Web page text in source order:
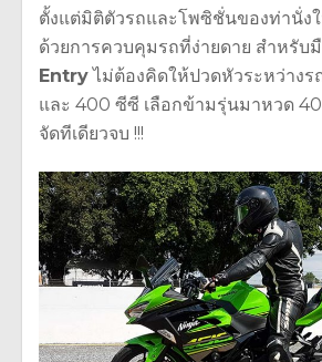
ตั้งแต่มิติตัวรถและโพซิชั่นของท่านั่ง
ด้วยการควบคุมรถที่ง่ายดาย สำหรับ
Entryไม่ต้องคิดให้ปวดหัวระหว่างร
และ 400 ซีซี เลือกข้ามรุ่นมาหวด
จัดทีเดียวจบ !!!